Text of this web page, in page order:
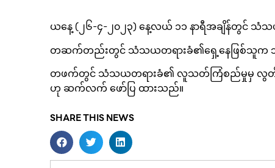
ယနေ့ (၂၆-၄-၂၀၂၃) နေ့လယ် ၁၁ နာရီအချိန်တွင် သံသယ
တဆက်တည်းတွင် သံသယတရားခံ၏ရှေ့နေဖြစ်သူက ဘ
တဖက်တွင် သံသယတရားခံ၏ လူသတ်ကြံစည်မှုမှ လွတ်မြ
ဟု ဆက်လက် ဖော်ပြ ထားသည်။
SHARE THIS NEWS